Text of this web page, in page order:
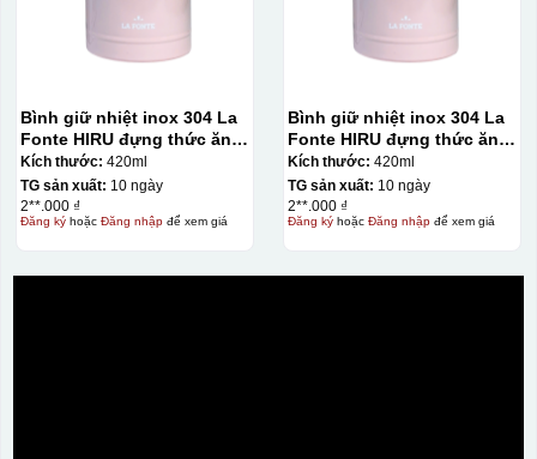
Khó khăn trong việc
in chuyển màu (dễ
trong việc in đơn
phong phú, dễ dàng
lựa chọn chất liệu
Dán được lên nhiều
bề mặt, phẳng và
Bình giữ nhiệt inox 304 La
Fonte HIRU đựng thức ăn
420 ml – 012348
Kích thước: 420ml
TG sản xuất: 10 ngày
2**.000 ₫
Đăng kýhoặc Đăng nhậpđể xem giá
Bình giữ nhiệt inox 304 La
Fonte HIRU đựng thức ăn
420 ml – 012348
Kích thước: 420ml
TG sản xuất: 10 ngày
2**.000 ₫
Đăng kýhoặc Đăng nhậpđể xem giá